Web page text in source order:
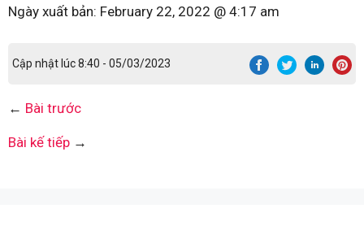
Ngày xuất bản: February 22, 2022 @ 4:17 am
Cập nhật lúc 8:40 - 05/03/2023
← Bài trước
Bài kế tiếp →